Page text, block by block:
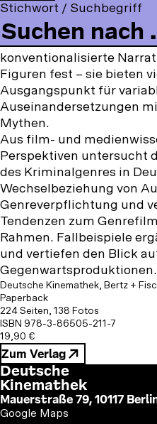
t
o
m
m
e
n
u
o
l
l
o
w
u
s
o
n
:
a
c
e
b
o
o
k
o
u
T
u
b
e
n
s
t
a
g
r
a
m
Stichwort / Suchbegriff
Autorenfilmer*innen
des Thrillers an und
Produktionen um.
konventionalisierte
Figuren fest – sie bieten
Ausgangspunkt für
Auseinandersetzungen
Mythen.
Aus film- und
Perspektiven untersucht
des Kriminalgenres in
Wechselbeziehung von
Genreverpflichtung und
Tendenzen zum
Rahmen. Fallbeispiele
und vertiefen den Blick
Gegenwartsproduktionen.
Deutsche Kinemathek, Bertz +
Paperback
224 Seiten, 138 Fotos
ISBN 978-3-86505-211-7
19,90 €
Zum Verlag
Deutsche
Kinemathek
Mauerstraße 79, 10117
Google Maps